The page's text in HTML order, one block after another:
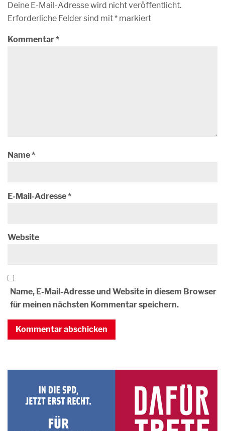
Deine E-Mail-Adresse wird nicht veröffentlicht.
Erforderliche Felder sind mit* markiert
Kommentar*
Name*
E-Mail-Adresse*
Website
Name, E-Mail-Adresse und Website in diesem Browser
für meinen nächsten Kommentar speichern.